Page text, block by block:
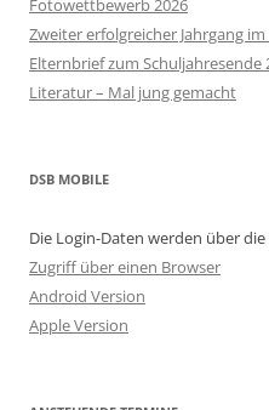
Fotowettbewerb 2026
Zweiter erfolgreicher Jahrgang
Elternbrief zum Schuljahresende
Literatur – Mal jung gemacht
DSB MOBILE
Die Login-Daten werden über
Zugriff über einen Browser
Android Version
Apple Version